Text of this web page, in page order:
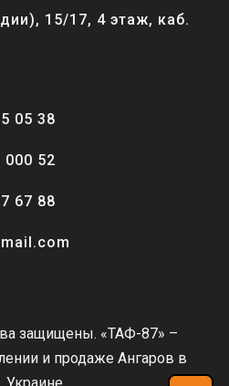
15/17, 4 этаж, каб.
05 38
000 52
67 88
защищены. «ТАФ-87» –
и продаже Ангаров в
Украине.